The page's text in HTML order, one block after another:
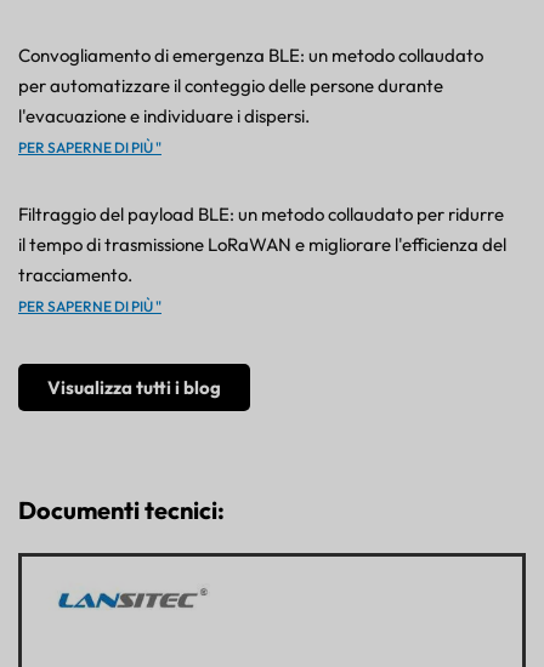
Convogliamento di emergenza BLE: un metodo collaudato
per automatizzare il conteggio delle persone durante
l'evacuazione e individuare i dispersi.
PER SAPERNE DI PIÙ "
Filtraggio del payload BLE: un metodo collaudato per ridurre
il tempo di trasmissione LoRaWAN e migliorare l'efficienza del
tracciamento.
PER SAPERNE DI PIÙ "
Visualizza tutti i blog
Documenti tecnici: